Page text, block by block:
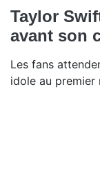
Taylor
avant son
Les fans
idole au premier